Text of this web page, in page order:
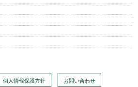
個人情報保護方針 お問い合わせ